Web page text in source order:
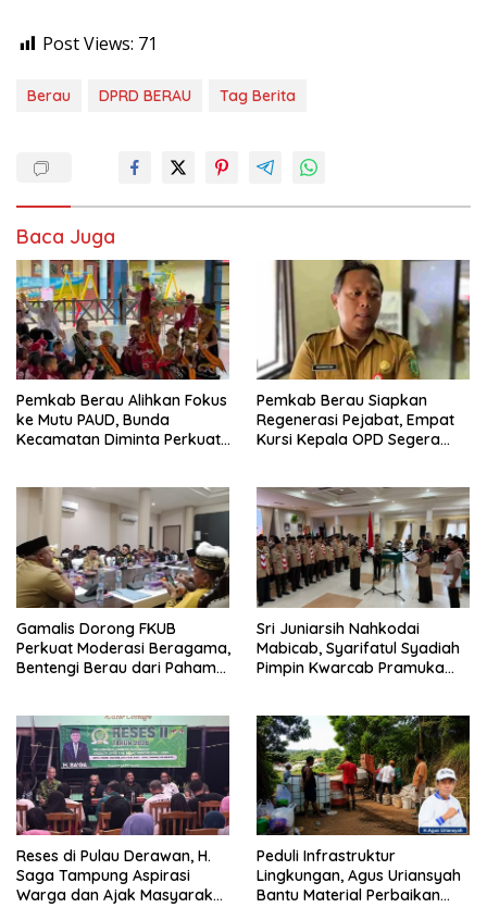
Post Views: 71
Berau DPRD BERAU Tag Berita
Baca Juga
Pemkab Berau Alihkan Fokus
ke Mutu PAUD, Bunda
Kecamatan Diminta Perkuat
Pemkab Berau Siapkan
Regenerasi Pejabat, Empat
Kursi Kepala OPD Segera
Gamalis Dorong FKUB
Perkuat Moderasi Beragama,
Bentengi Berau dari Paham
Sri Juniarsih Nahkodai
Mabicab, Syarifatul Syadiah
Pimpin Kwarcab Pramuka
Reses di Pulau Derawan, H.
Saga Tampung Aspirasi
Warga dan Ajak Masyarakat
Peduli Infrastruktur
Lingkungan, Agus Uriansyah
Bantu Material Perbaikan